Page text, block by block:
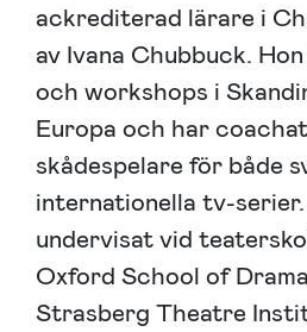
ackrediterad lärare i
av Ivana Chubbuck.
och workshops i
Europa och har
skådespelare för både
internationella tv-
undervisat vid
Oxford School of
Strasberg Theatre